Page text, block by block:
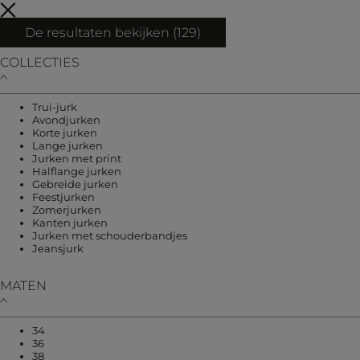
De resultaten bekijken (129)
COLLECTIES
Trui-jurk
Avondjurken
Korte jurken
Lange jurken
Jurken met printVerfijnen op COLLECTIES: Jurken met print
Halflange jurken
Gebreide jurken
Feestjurken
Zomerjurken
Kanten jurken
Jurken met schouderbandjesVerfijnen op COLLECTIES:
Jeansjurk
MATEN
34Verfijnen op MATEN: 34
36Verfijnen op MATEN: 36
38Verfijnen op MATEN: 38